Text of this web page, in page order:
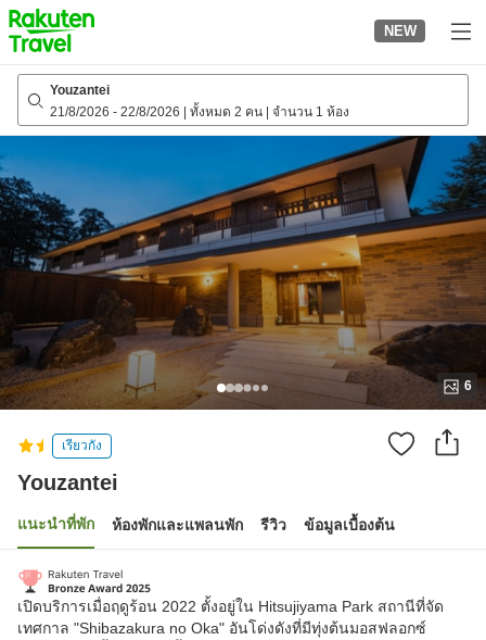
to
top
page
NEW
Youzantei
21/8/2026 - 22/8/2026 ทั้งหมด 2 คน จำนวน 1 ห้อง
6
เรียวกัง
Youzantei
แนะนำที่พัก ห้องพักและแพลนพัก รีวิว ข้อมูลเบื้องต้น
เปิดบริการเมื่อฤดูร้อน 2022 ตั้งอยู่ใน Hitsujiyama Park สถานีที่จัด
เทศกาล "Shibazakura no Oka" อันโด่งดังที่มีทุ่งต้นมอสฟลอกซ์